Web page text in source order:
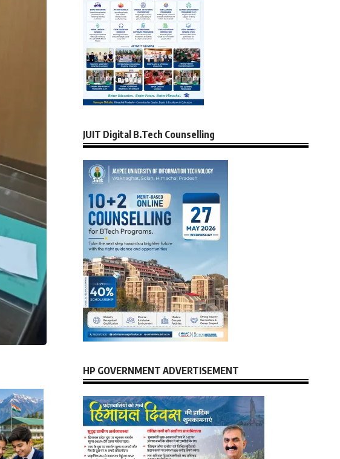
JUIT Digital B.Tech Counselling
HP GOVERNMENT ADVERTISEMENT